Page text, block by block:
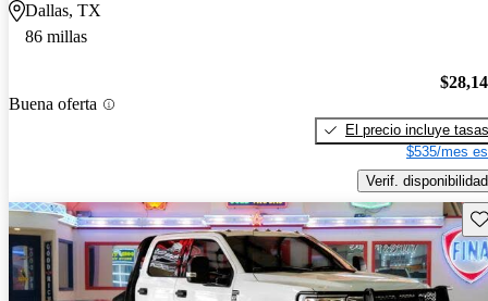
Dallas, TX
86 millas
Buena oferta
El precio incluye tasas
$535/mes
Verif. disponibilidad